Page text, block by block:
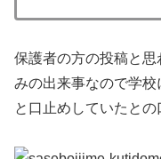
保護者の方の投稿と
みの出来事なので学
と口止めしていたとの